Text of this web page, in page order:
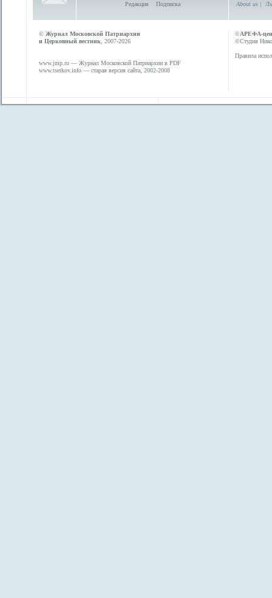
Редакция Подписка
About us |
© Журнал Московской Патриархии
и Церковный вестник , 2007-2026
www.jmp.ru — Журнал Московской Патриархии в PDF
www.tserkov.info — старая версия сайта, 2002-2008
©АРЕФА-
©Студия
Правила